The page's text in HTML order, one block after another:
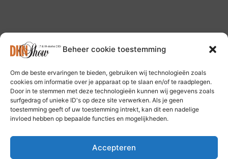
Beheer cookie toestemming
Om de beste ervaringen te bieden, gebruiken wij technologieën zoals
cookies om informatie over je apparaat op te slaan en/of te raadplegen.
Door in te stemmen met deze technologieën kunnen wij gegevens zoals
surfgedrag of unieke ID's op deze site verwerken. Als je geen
toestemming geeft of uw toestemming intrekt, kan dit een nadelige
invloed hebben op bepaalde functies en mogelijkheden.
Accepteren
Volg ons op: Bluesky Social Media